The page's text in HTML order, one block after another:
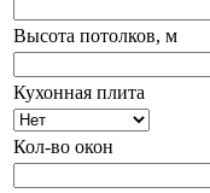
Высота потолков, м
Кухонная плита
Кол-во окон